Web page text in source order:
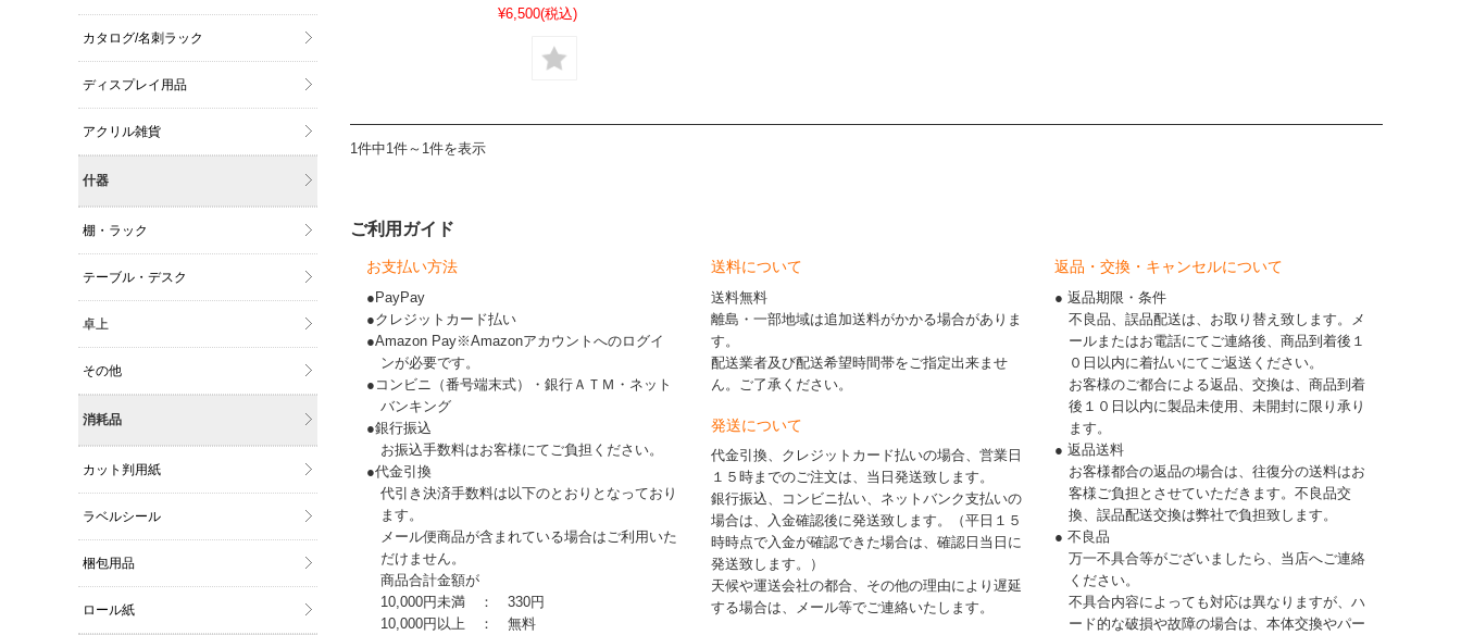
¥6,500(税込)
1件中1件～1件を表示
ご利用ガイド
お支払い方法
●PayPay
●クレジットカード払い
●Amazon Pay※Amazonアカウントへのログイ
ンが必要です。
●コンビニ（番号端末式）・銀行ＡＴＭ・ネット
バンキング
●銀行振込
お振込手数料はお客様にてご負担ください。
●代金引換
代引き決済手数料は以下のとおりとなっており
ます。
メール便商品が含まれている場合はご利用いた
だけません。
商品合計金額が
10,000円未満 ： 330円
10,000円以上 ： 無料
送料について
送料無料
離島・一部地域は追加送料がかかる場合がありま
す。
配送業者及び配送希望時間帯をご指定出来ませ
ん。ご了承ください。
発送について
代金引換、クレジットカード払いの場合、営業日
１５時までのご注文は、当日発送致します。
銀行振込、コンビニ払い、ネットバンク支払いの
場合は、入金確認後に発送致します。（平日１５
時時点で入金が確認できた場合は、確認日当日に
発送致します。）
天候や運送会社の都合、その他の理由により遅延
する場合は、メール等でご連絡いたします。
返品・交換・キャンセルについて
● 返品期限・条件
不良品、誤品配送は、お取り替え致します。メ
ールまたはお電話にてご連絡後、商品到着後１
０日以内に着払いにてご返送ください。
お客様のご都合による返品、交換は、商品到着
後１０日以内に製品未使用、未開封に限り承り
ます。
● 返品送料
お客様都合の返品の場合は、往復分の送料はお
客様ご負担とさせていただきます。不良品交
換、誤品配送交換は弊社で負担致します。
● 不良品
万一不具合等がございましたら、当店へご連絡
ください。
不具合内容によっても対応は異なりますが、ハ
ード的な破損や故障の場合は、本体交換やパー
カタログ/名刺ラック
ディスプレイ用品
アクリル雑貨
什器
棚・ラック
テーブル・デスク
卓上
その他
消耗品
カット判用紙
ラベルシール
梱包用品
ロール紙